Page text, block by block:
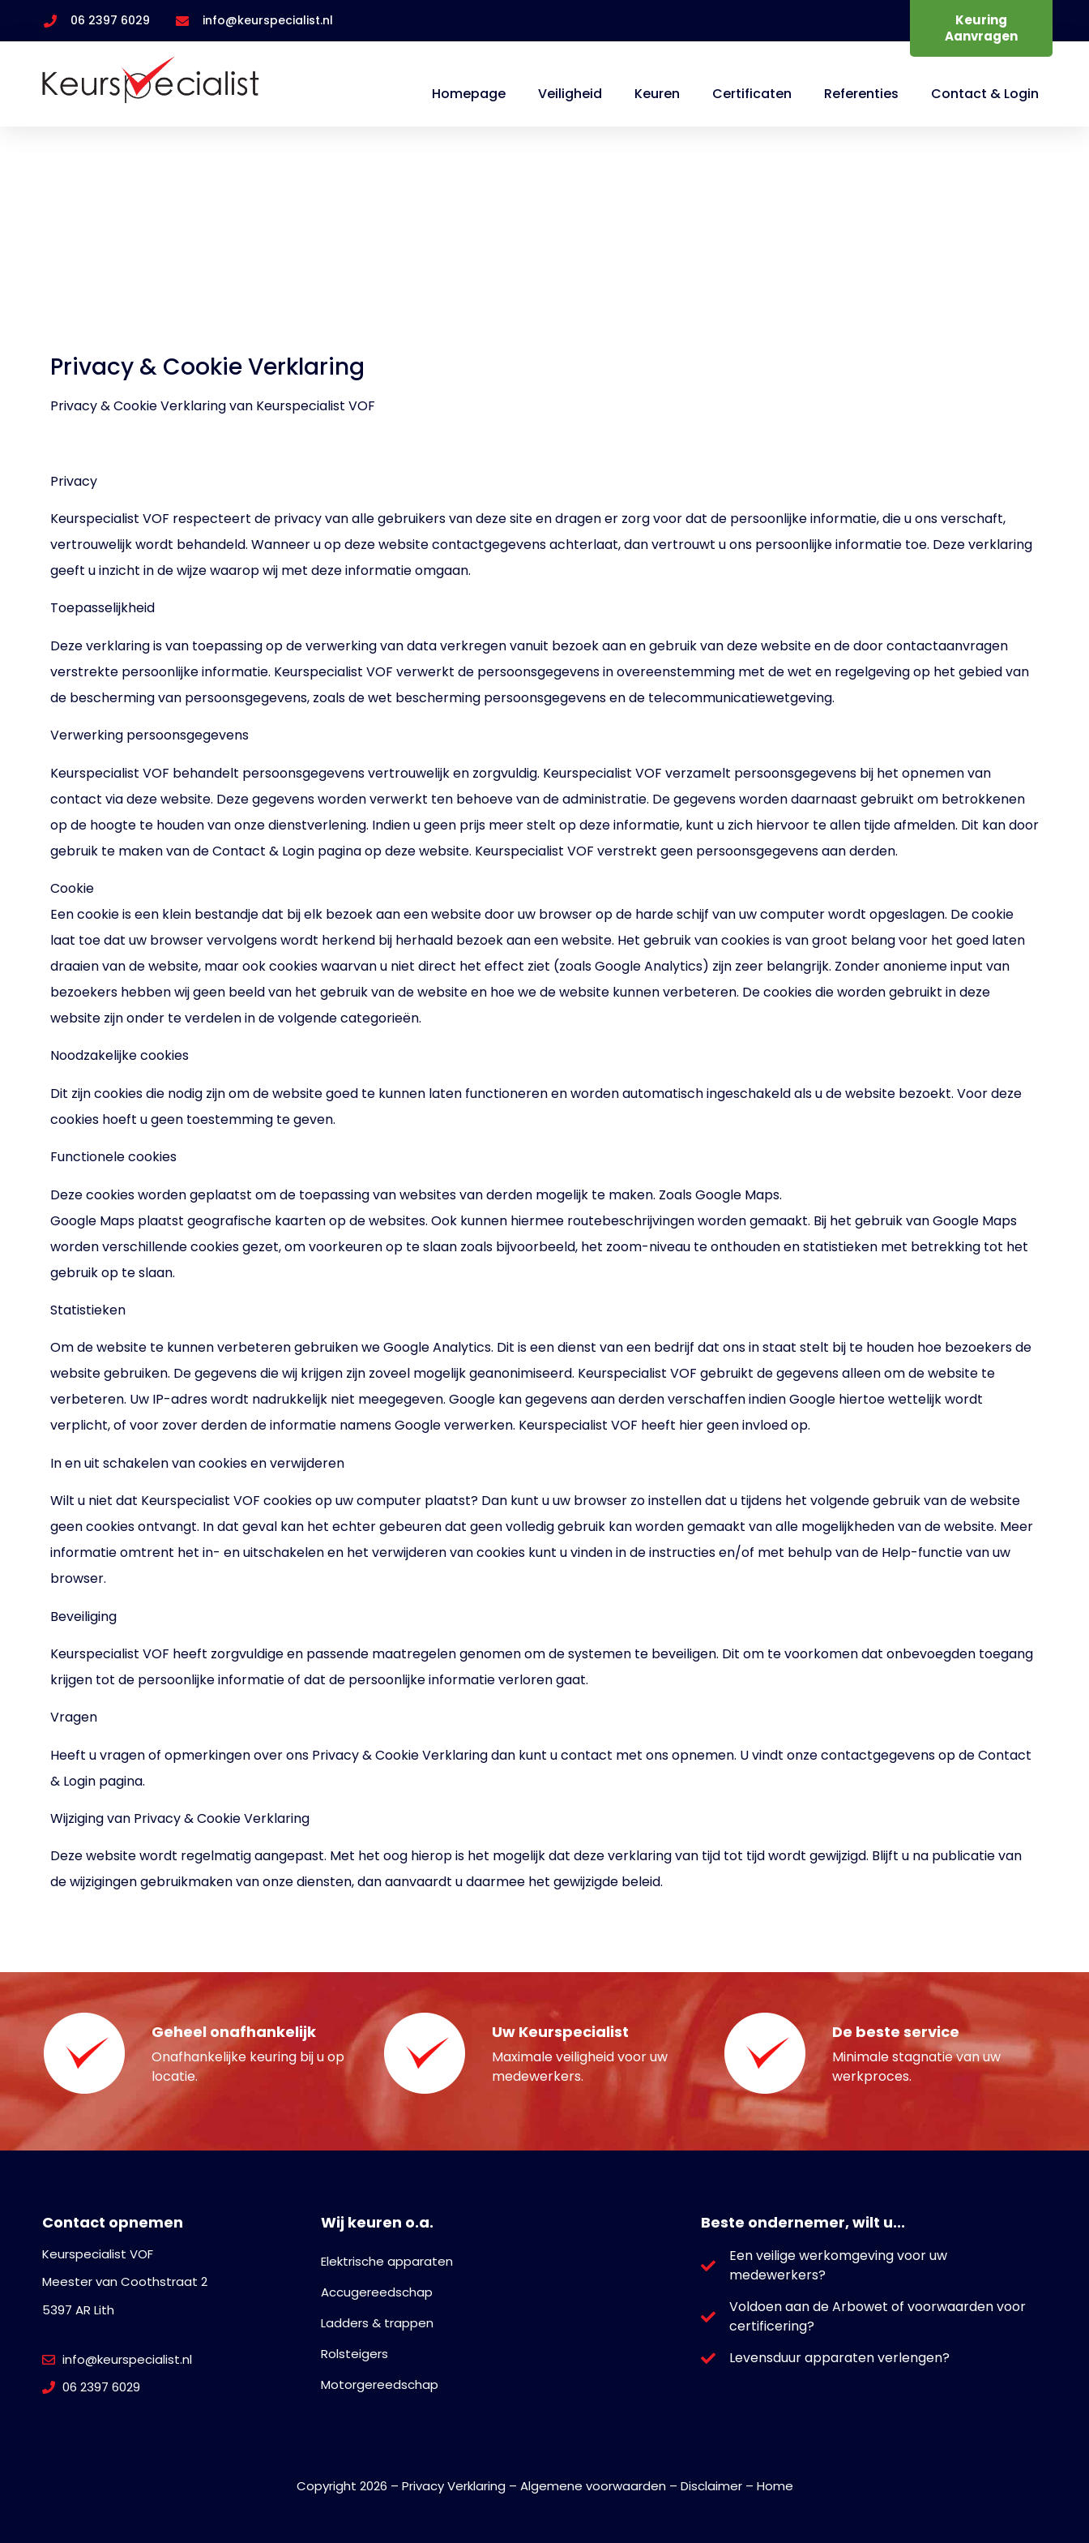
06 2397 6029 info@keurspecialist.nl
Keuring
Aanvragen
Homepage Veiligheid Keuren Certificaten Referenties Contact & Login
Privacy & Cookie Verklaring
Privacy & Cookie Verklaring van Keurspecialist VOF
Privacy
Keurspecialist VOF respecteert de privacy van alle gebruikers van deze site en dragen er zorg voor dat de persoonlijke informatie, die u ons verschaft,
vertrouwelijk wordt behandeld. Wanneer u op deze website contactgegevens achterlaat, dan vertrouwt u ons persoonlijke informatie toe. Deze verklaring
geeft u inzicht in de wijze waarop wij met deze informatie omgaan.
Toepasselijkheid
Deze verklaring is van toepassing op de verwerking van data verkregen vanuit bezoek aan en gebruik van deze website en de door contactaanvragen
verstrekte persoonlijke informatie. Keurspecialist VOF verwerkt de persoonsgegevens in overeenstemming met de wet en regelgeving op het gebied van
de bescherming van persoonsgegevens, zoals de wet bescherming persoonsgegevens en de telecommunicatiewetgeving.
Verwerking persoonsgegevens
Keurspecialist VOF behandelt persoonsgegevens vertrouwelijk en zorgvuldig. Keurspecialist VOF verzamelt persoonsgegevens bij het opnemen van
contact via deze website. Deze gegevens worden verwerkt ten behoeve van de administratie. De gegevens worden daarnaast gebruikt om betrokkenen
op de hoogte te houden van onze dienstverlening. Indien u geen prijs meer stelt op deze informatie, kunt u zich hiervoor te allen tijde afmelden. Dit kan door
gebruik te maken van de Contact & Login pagina op deze website. Keurspecialist VOF verstrekt geen persoonsgegevens aan derden.
Cookie
Een cookie is een klein bestandje dat bij elk bezoek aan een website door uw browser op de harde schijf van uw computer wordt opgeslagen. De cookie
laat toe dat uw browser vervolgens wordt herkend bij herhaald bezoek aan een website. Het gebruik van cookies is van groot belang voor het goed laten
draaien van de website, maar ook cookies waarvan u niet direct het effect ziet (zoals Google Analytics) zijn zeer belangrijk. Zonder anonieme input van
bezoekers hebben wij geen beeld van het gebruik van de website en hoe we de website kunnen verbeteren. De cookies die worden gebruikt in deze
website zijn onder te verdelen in de volgende categorieën.
Noodzakelijke cookies
Dit zijn cookies die nodig zijn om de website goed te kunnen laten functioneren en worden automatisch ingeschakeld als u de website bezoekt. Voor deze
cookies hoeft u geen toestemming te geven.
Functionele cookies
Deze cookies worden geplaatst om de toepassing van websites van derden mogelijk te maken. Zoals Google Maps.
Google Maps plaatst geografische kaarten op de websites. Ook kunnen hiermee routebeschrijvingen worden gemaakt. Bij het gebruik van Google Maps
worden verschillende cookies gezet, om voorkeuren op te slaan zoals bijvoorbeeld, het zoom-niveau te onthouden en statistieken met betrekking tot het
gebruik op te slaan.
Statistieken
Om de website te kunnen verbeteren gebruiken we Google Analytics. Dit is een dienst van een bedrijf dat ons in staat stelt bij te houden hoe bezoekers de
website gebruiken. De gegevens die wij krijgen zijn zoveel mogelijk geanonimiseerd. Keurspecialist VOF gebruikt de gegevens alleen om de website te
verbeteren. Uw IP-adres wordt nadrukkelijk niet meegegeven. Google kan gegevens aan derden verschaffen indien Google hiertoe wettelijk wordt
verplicht, of voor zover derden de informatie namens Google verwerken. Keurspecialist VOF heeft hier geen invloed op.
In en uit schakelen van cookies en verwijderen
Wilt u niet dat Keurspecialist VOF cookies op uw computer plaatst? Dan kunt u uw browser zo instellen dat u tijdens het volgende gebruik van de website
geen cookies ontvangt. In dat geval kan het echter gebeuren dat geen volledig gebruik kan worden gemaakt van alle mogelijkheden van de website. Meer
informatie omtrent het in- en uitschakelen en het verwijderen van cookies kunt u vinden in de instructies en/of met behulp van de Help-functie van uw
browser.
Beveiliging
Keurspecialist VOF heeft zorgvuldige en passende maatregelen genomen om de systemen te beveiligen. Dit om te voorkomen dat onbevoegden toegang
krijgen tot de persoonlijke informatie of dat de persoonlijke informatie verloren gaat.
Vragen
Heeft u vragen of opmerkingen over ons Privacy & Cookie Verklaring dan kunt u contact met ons opnemen. U vindt onze contactgegevens op de Contact
& Login pagina.
Wijziging van Privacy & Cookie Verklaring
Deze website wordt regelmatig aangepast. Met het oog hierop is het mogelijk dat deze verklaring van tijd tot tijd wordt gewijzigd. Blijft u na publicatie van
de wijzigingen gebruikmaken van onze diensten, dan aanvaardt u daarmee het gewijzigde beleid.
Geheel onafhankelijk
Onafhankelijke keuring bij u op
locatie.
Uw Keurspecialist
Maximale veiligheid voor uw
medewerkers.
De beste service
Minimale stagnatie van uw
werkproces.
Contact opnemen
Keurspecialist VOF
Meester van Coothstraat 2
5397 AR Lith
info@keurspecialist.nl
06 2397 6029
Wij keuren o.a.
Elektrische apparaten
Accugereedschap
Ladders & trappen
Rolsteigers
Motorgereedschap
Beste ondernemer, wilt u...
Een veilige werkomgeving voor uw
medewerkers?
Voldoen aan de Arbowet of voorwaarden voor
certificering?
Levensduur apparaten verlengen?
Copyright 2026 – Privacy Verklaring – Algemene voorwaarden – Disclaimer– Home